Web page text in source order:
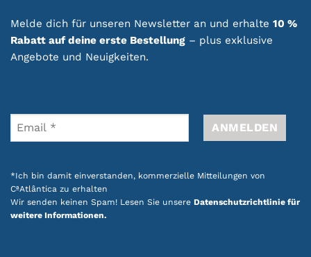
Melde dich für unseren Newsletter an und erhalte 10 %
Rabatt auf deine erste Bestellung – plus exklusive
Angebote und Neuigkeiten.
*Ich bin damit einverstanden, kommerzielle Mitteilungen von
CªAtlântica zu erhalten
Wir senden keinen Spam! Lesen Sie unsere Datenschutzrichtlinie für
weitere Informationen.